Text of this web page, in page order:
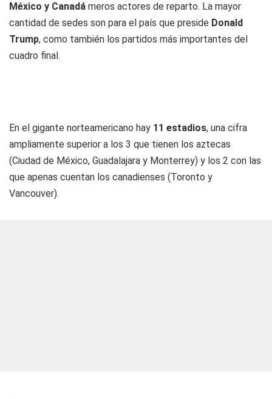
México y Canadá meros actores de reparto. La mayor
cantidad de sedes son para el país que preside Donald
Trump, como también los partidos más importantes del
cuadro final.
En el gigante norteamericano hay 11 estadios, una cifra
ampliamente superior a los 3 que tienen los aztecas
(Ciudad de México, Guadalajara y Monterrey) y los 2 con las
que apenas cuentan los canadienses (Toronto y
Vancouver).